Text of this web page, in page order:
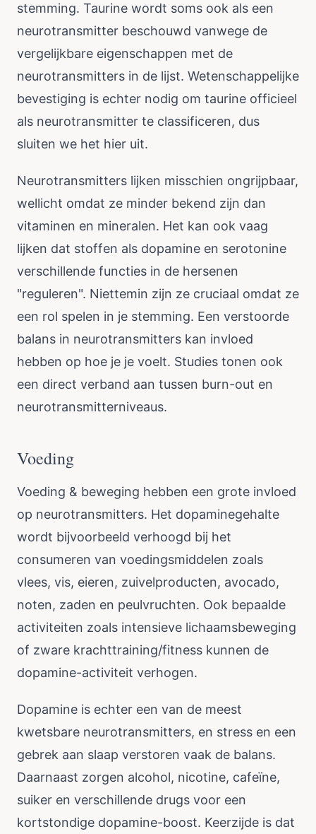
stemming. Taurine wordt soms ook als een
neurotransmitter beschouwd vanwege de
vergelijkbare eigenschappen met de
neurotransmitters in de lijst. Wetenschappelijke
bevestiging is echter nodig om taurine officieel
als neurotransmitter te classificeren, dus
sluiten we het hier uit.
Neurotransmitters lijken misschien ongrijpbaar,
wellicht omdat ze minder bekend zijn dan
vitaminen en mineralen. Het kan ook vaag
lijken dat stoffen als dopamine en serotonine
verschillende functies in de hersenen
"reguleren". Niettemin zijn ze cruciaal omdat ze
een rol spelen in je stemming. Een verstoorde
balans in neurotransmitters kan invloed
hebben op hoe je je voelt. Studies tonen ook
een direct verband aan tussen burn-out en
neurotransmitterniveaus.
Voeding
Voeding & beweging hebben een grote invloed
op neurotransmitters. Het dopaminegehalte
wordt bijvoorbeeld verhoogd bij het
consumeren van voedingsmiddelen zoals
vlees, vis, eieren, zuivelproducten, avocado,
noten, zaden en peulvruchten. Ook bepaalde
activiteiten zoals intensieve lichaamsbeweging
of zware krachttraining/fitness kunnen de
dopamine-activiteit verhogen.
Dopamine is echter een van de meest
kwetsbare neurotransmitters, en stress en een
gebrek aan slaap verstoren vaak de balans.
Daarnaast zorgen alcohol, nicotine, cafeïne,
suiker en verschillende drugs voor een
kortstondige dopamine-boost. Keerzijde is dat